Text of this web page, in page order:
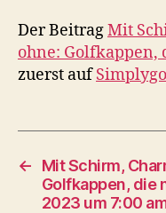
Der BeitragMit
ohne: Golfkappen,
zuerst auf
←
Mit Schirm,
Golfkappen, die
2023 um 7:00